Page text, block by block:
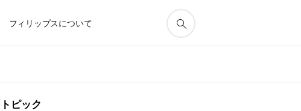
フィリップスについて
トピック